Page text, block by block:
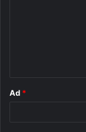
Ad *